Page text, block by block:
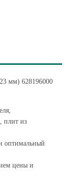
мм) 628196000
плит из
оптимальный
цены и